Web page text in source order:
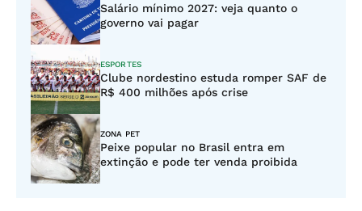
Salário mínimo 2027: veja quanto o
governo vai pagar
ESPORTES
Clube nordestino estuda romper SAF de
R$ 400 milhões após crise
ZONA PET
Peixe popular no Brasil entra em
extinção e pode ter venda proibida